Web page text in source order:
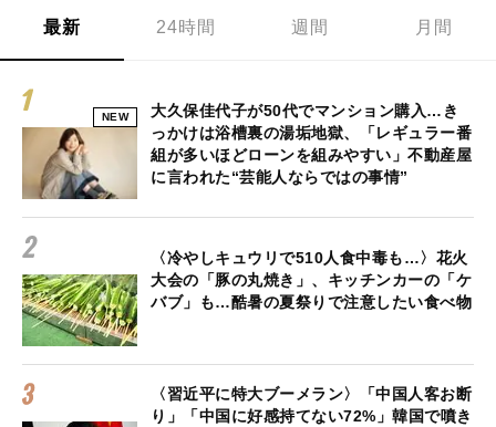
最新 24時間 週間 月間
NEW
大久保佳代子が50代でマンション購入…き
っかけは浴槽裏の湯垢地獄、「レギュラー番
組が多いほどローンを組みやすい」不動産屋
に言われた“芸能人ならではの事情”
〈冷やしキュウリで510人食中毒も…〉花火
大会の「豚の丸焼き」、キッチンカーの「ケ
バブ」も…酷暑の夏祭りで注意したい食べ物
〈習近平に特大ブーメラン〉「中国人客お断
り」「中国に好感持てない72%」韓国で噴き